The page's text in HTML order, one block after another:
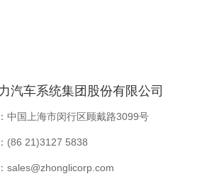
汽车系统集团股份有限公司
中国上海市闵行区顾戴路3099号
(86 21)3127 5838
sales@zhonglicorp.com